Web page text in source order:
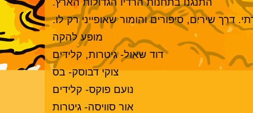
דרך שירים, סיפורים והומור שאופייני רק לו.
מופע להקה
דוד שאול- גיטרות, קלידים
צוקי דבוסק- בס
נועם פוקס- קלידים
אור סוויסה- גיטרות